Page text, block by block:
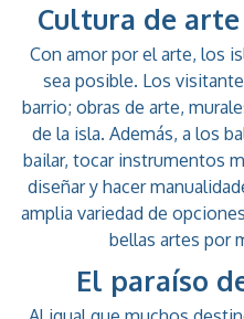
Cultura de
Con amor por el arte, los
sea posible. Los
barrio; obras de arte,
de la isla. Además, a los
bailar, tocar instrumentos
diseñar y hacer
amplia variedad de
bellas artes por
El paraíso